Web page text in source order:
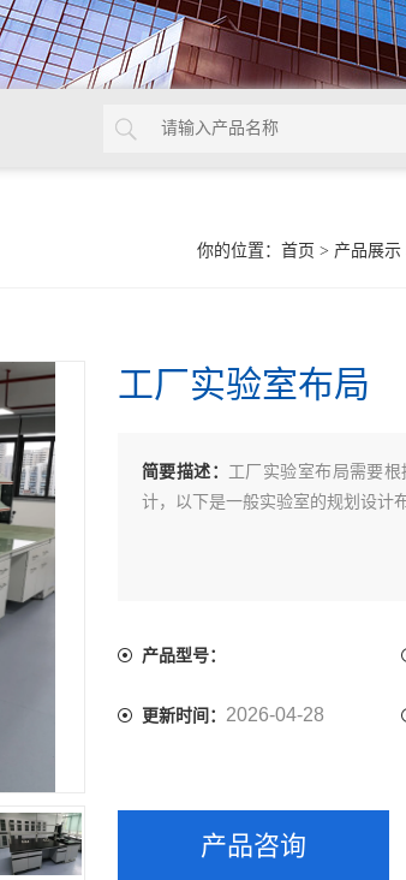
你的位置： 首页 > 产品展示
工厂实验室布局
简要描述： 工厂实验室布局需要
计，以下是一般实验室的规划设计
产品型号：
更新时间： 2026-04-28
产品咨询